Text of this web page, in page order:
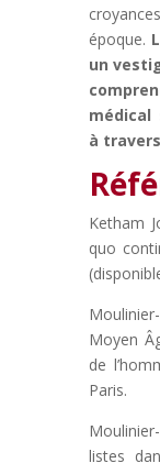
époque.
un
à
Ketham
quo
Moyen
de
Paris.
listes